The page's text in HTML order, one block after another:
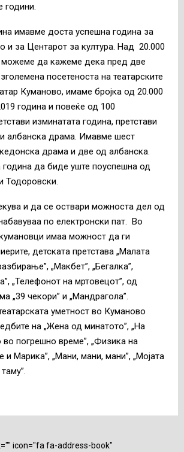
години.
имавме доста успешна година за
и за Центарот за култура. Над 20.000
можеме да кажеме дека пред две
посетеноста на театарските
Куманово, имаме бројка од 20.000
година и повеќе од 100
изминатата година, претстави
албанска драма. Имавме шест
драма и две од албанска.
да биде уште поуспешна од
Тодоровски.
и да се оствари можноста дел од
по електронски пат. Во
имаа можност да ги
детската претстава „Малата
„Макбет”, „Бегалка”,
„Телефонот на мртовецот”, од
„39 чекори” и „Мандрагола”.
уметност во Куманово
на „Жена од минатото”, „На
погрешно време”, „Физика на
и Марика”, „Мани, мани, мани”, „Мојата
icon="fa fa-address-book"